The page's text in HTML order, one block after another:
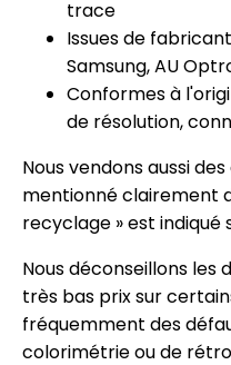
trace
Issues de
Samsung, AU
Conformes à
de résolution,
Nous vendons aussi
mentionné clairement
recyclage » est indiqué
Nous déconseillons les
très bas prix sur
fréquemment des
colorimétrie ou de